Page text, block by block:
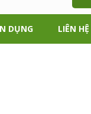
DỤNG LIÊN HỆ